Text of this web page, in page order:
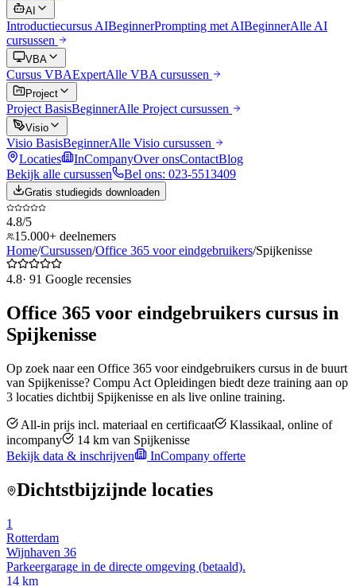
AI
Introductiecursus AIBeginnerPrompting met AIBeginnerAlleAI
cursussen
VBA
Cursus VBAExpertAlle VBAcursussen
Project
Project BasisBeginnerAlle Projectcursussen
Visio
Visio BasisBeginnerAlle Visio cursussen
Locaties
InCompanyOver onsContactBlog
Bekijk alle cursussen
Bel ons: 023-5513409
Gratis studiegids downloaden
4.8/5
15.000+ deelnemers
Home/Cursussen/Office 365 voor eindgebruikers/Spijkenisse
4.8· 91 Google recensies
Office 365 voor eindgebruikers cursus in
Spijkenisse
Op zoek naar een Office 365 voor eindgebruikers cursus in de buurt
van Spijkenisse? Compu Act Opleidingen biedt deze training aan op
3 locaties dichtbij Spijkenisse en als live online training.
All-in prijs incl. materiaal en certificaat
Klassikaal, online of
incompany
14 km van Spijkenisse
Bekijk data & inschrijven
InCompany offerte
Dichtstbijzijnde locaties
1
Rotterdam
Wijnhaven 36
Parkeergarage in de directe omgeving (betaald).
14 km